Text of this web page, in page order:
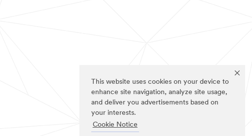
This website uses cookies on your device to
enhance site navigation, analyze site usage,
and deliver you advertisements based on
your interests.
Cookie Notice